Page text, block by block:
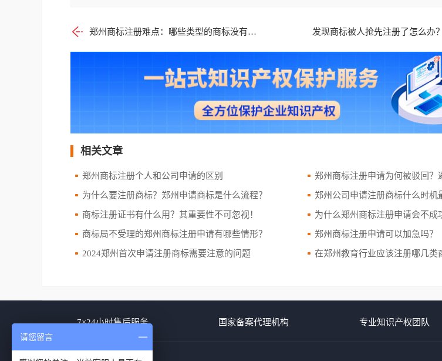
郑州商标注册难点：哪些类型的商标没有显著性？ 发现商标被人抢先注册了怎么办？
相关文章
郑州商标注册个人和公司申请的区别 郑州商标注册申请为何被驳回？
为什么要注册商标？郑州申请商标是什么流程？ 郑州公司申请注册商标什么时机
商标注册证书有什么用？其重要性不可忽视！ 为什么郑州商标注册申请会不成
商标局不受理的郑州商标注册申请有哪些情形？ 郑州商标注册申请可以加急吗？
2024郑州首次申请注册商标需要注意的问题 在郑州教育行业应该注册哪几类
7×24小时售后服务 国家备案代理机构 专业知识产权团队
请您留言